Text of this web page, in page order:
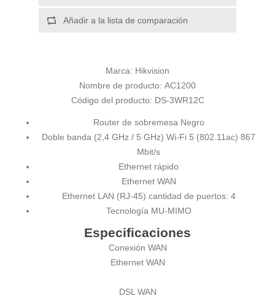
Añadir a la lista de comparación
Marca: Hikvision
Nombre de producto: AC1200
Código del producto: DS-3WR12C
Router de sobremesa Negro
Doble banda (2,4 GHz / 5 GHz) Wi-Fi 5 (802.11ac) 867
Mbit/s
Ethernet rápido
Ethernet WAN
Ethernet LAN (RJ-45) cantidad de puertos: 4
Tecnología MU-MIMO
Especificaciones
Conexión WAN
Ethernet WAN
DSL WAN